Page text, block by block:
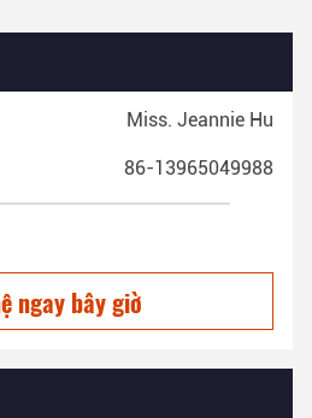
Miss. Jeannie Hu
86-13965049988
ngay bây giờ